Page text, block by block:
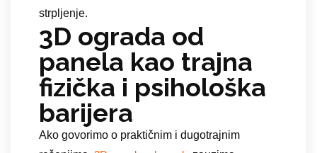
strpljenje.
3D ograda od
panela kao trajna
fizička i psihološka
barijera
Ako govorimo o praktičnim i dugotrajnim